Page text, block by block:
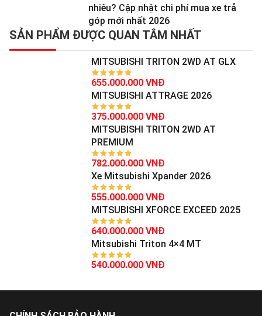
nhiêu? Cập nhật chi phí mua xe trả
góp mới nhất 2026
SẢN PHẨM ĐƯỢC QUAN TÂM NHẤT
MITSUBISHI TRITON 2WD AT GLX
655.000.000 VNĐ
MITSUBISHI ATTRAGE 2026
375.000.000 VNĐ
MITSUBISHI TRITON 2WD AT
PREMIUM
782.000.000 VNĐ
Xe Mitsubishi Xpander 2026
555.000.000 VNĐ
MITSUBISHI XFORCE EXCEED 2025
640.000.000 VNĐ
Mitsubishi Triton 4×4 MT
540.000.000 VNĐ